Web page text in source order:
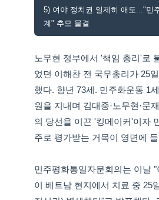
5) 여야 정치권 일제히 애도..."민
계" 추모 물결
노무현 정부에서 '책임 총리'로
었던 이해찬 전 국무총리가 25
했다. 향년 73세. 민주화운동 1
원을 지내며 김대중·노무현·문
의 당선을 이끈 '킹메이커'이자
주로 평가받는 거목이 영면에
민주평화통일자문회의는 이날
이 베트남 현지에서 치료 중 25